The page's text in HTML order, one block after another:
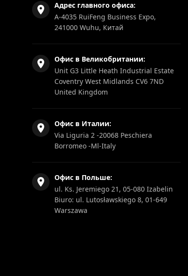
Адрес главного офиса:
A-4035 RuiFeng Business Expo,
241000 Wuhu, Китай
Офис в Великобритании:
Unit G3 Little Heath Industrial Estate
Coventry West Midlands CV6 7ND
United Kingdom
Офис в Италии:
Via Liguria 2 -20068 Peschiera
Borromeo -Ml-Italy
Офис в Польше:
ul. Ks. Jeremiego 21, 05-080 Izabelin
Biuro: ul. Lutosławskiego 8, 01-649
Warszawa